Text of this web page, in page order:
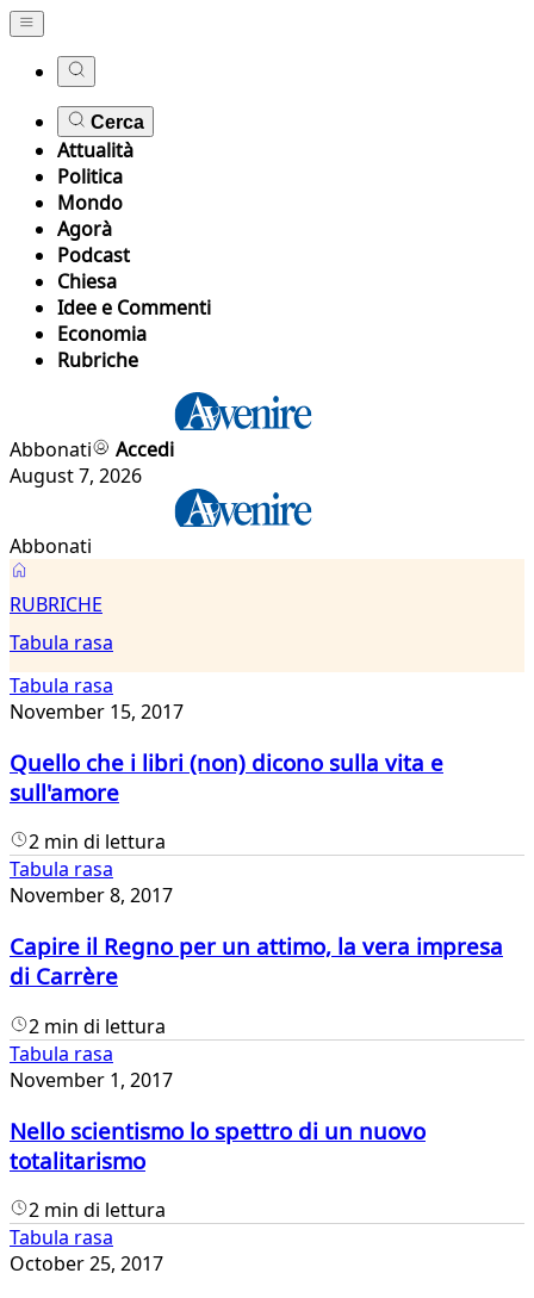
Cerca
Attualità
Politica
Mondo
Agorà
Podcast
Chiesa
Idee e Commenti
Economia
Rubriche
Abbonati
Accedi
August 7, 2026
Abbonati
Tabula
rasa
RUBRICHE
Tabula rasa
Tabula rasa
November 15, 2017
Quello che i libri (non) dicono sulla vita e
sull'amore
2 min di lettura
Tabula rasa
November 8, 2017
Capire il Regno per un attimo, la vera impresa
di Carrère
2 min di lettura
Tabula rasa
November 1, 2017
Nello scientismo lo spettro di un nuovo
totalitarismo
2 min di lettura
Tabula rasa
October 25, 2017